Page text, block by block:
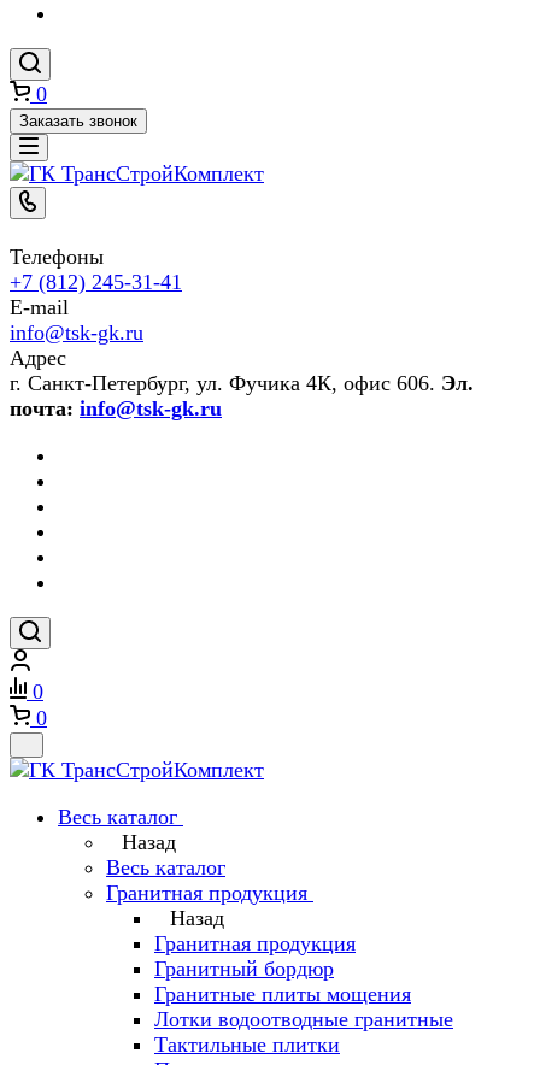
0
Заказать звонок
Телефоны
+7 (812) 245-31-41
E-mail
info@tsk-gk.ru
Адрес
г. Санкт-Петербург, ул. Фучика 4К, офис 606. Эл.
почта: info@tsk-gk.ru
0
0
Весь каталог
Назад
Весь каталог
Гранитная продукция
Назад
Гранитная продукция
Гранитный бордюр
Гранитные плиты мощения
Лотки водоотводные гранитные
Тактильные плитки